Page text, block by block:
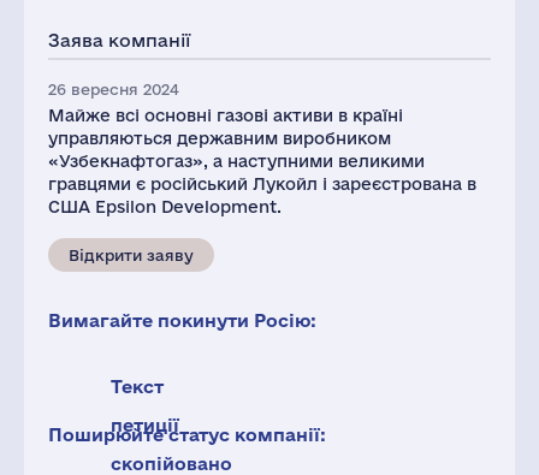
Заява компанії
26 вересня 2024
Майже всі основні газові активи в країні
управляються державним виробником
«Узбекнафтогаз», а наступними великими
гравцями є російський Лукойл і зареєстрована в
США Epsilon Development.
Відкрити заяву
Вимагайте покинути Росію:
Текст
петиції
скопійовано
Поширюйте статус компанії: